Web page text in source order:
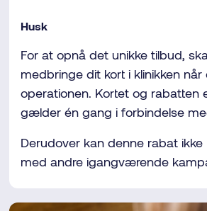
Husk
For at opnå det unikke tilbud,
medbringe dit kort i klinikken når
operationen. Kortet og rabatten
gælder én gang i forbindelse
Derudover kan denne rabat ikke
med andre igangværende